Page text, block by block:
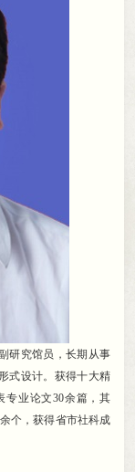
研究馆员，长期从事
式设计。获得十大精
专业论文30余篇，其
个 ，获得省市社科成